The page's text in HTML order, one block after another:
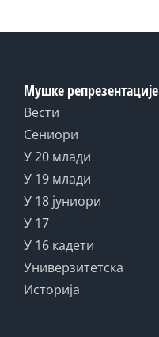
Мушке репрезентације
Вести
Сениори
У 20 млади
У 19 млади
У 18 јуниори
У 17
У 16 кадети
Универзитетска
Историја